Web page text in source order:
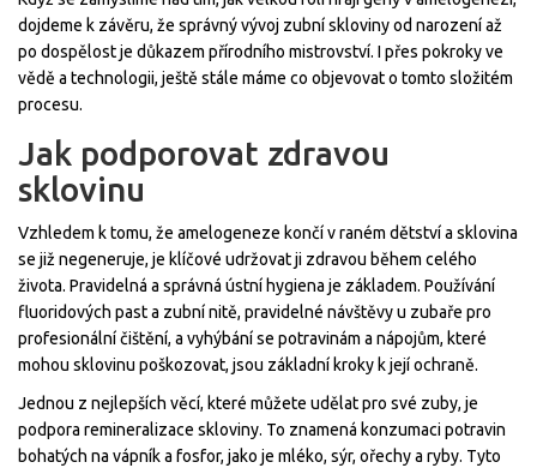
dojdeme k závěru, že správný vývoj zubní skloviny od narození až
po dospělost je důkazem přírodního mistrovství. I přes pokroky ve
vědě a technologii, ještě stále máme co objevovat o tomto složitém
procesu.
Jak podporovat zdravou
sklovinu
Vzhledem k tomu, že amelogeneze končí v raném dětství a sklovina
se již negeneruje, je klíčové udržovat ji zdravou během celého
života. Pravidelná a správná ústní hygiena je základem. Používání
fluoridových past a zubní nitě, pravidelné návštěvy u zubaře pro
profesionální čištění, a vyhýbání se potravinám a nápojům, které
mohou sklovinu poškozovat, jsou základní kroky k její ochraně.
Jednou z nejlepších věcí, které můžete udělat pro své zuby, je
podpora remineralizace skloviny. To znamená konzumaci potravin
bohatých na vápník a fosfor, jako je mléko, sýr, ořechy a ryby. Tyto